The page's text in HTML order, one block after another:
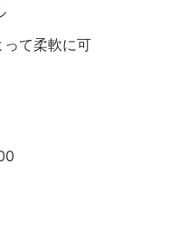
って柔軟に可